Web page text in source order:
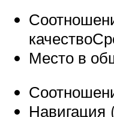
Место в
Навигация